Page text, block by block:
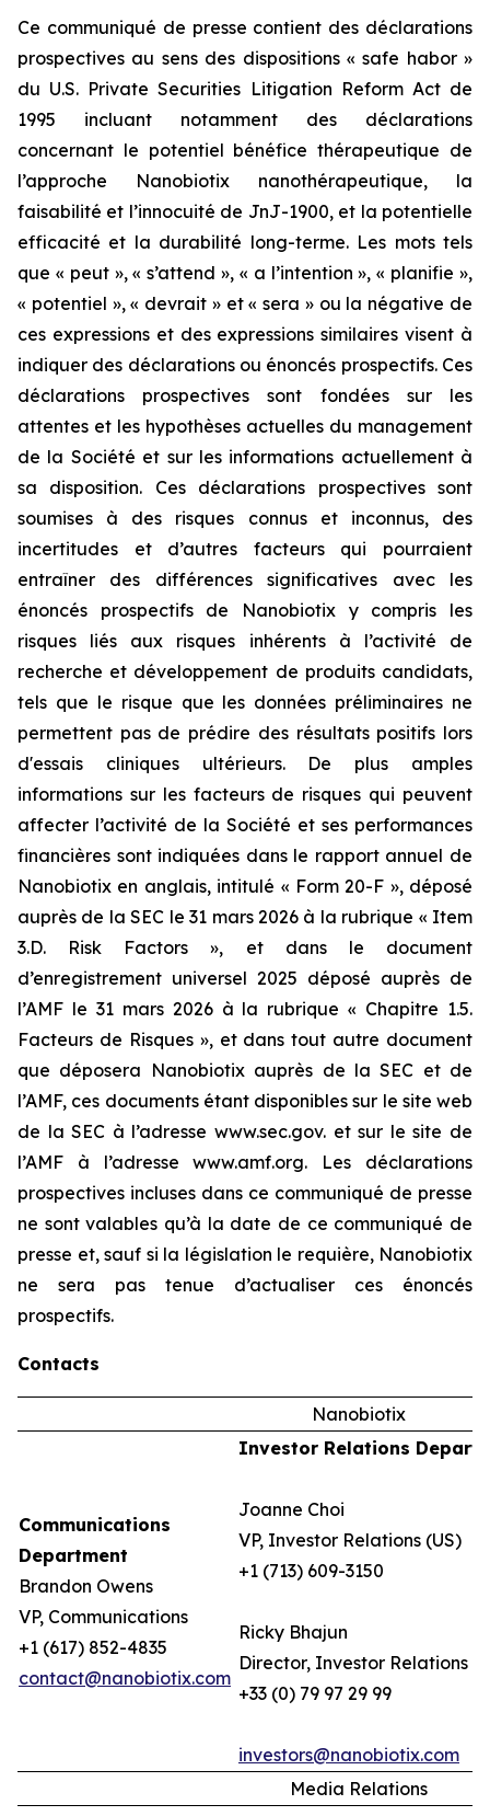
Ce communiqué de presse contient des déclarations
prospectives au sens des dispositions « safe habor »
du U.S. Private Securities Litigation Reform Act de
1995 incluant notamment des déclarations
concernant le potentiel bénéfice thérapeutique de
l’approche Nanobiotix nanothérapeutique, la
faisabilité et l’innocuité de JnJ-1900, et la potentielle
efficacité et la durabilité long-terme. Les mots tels
que « peut », « s’attend », « a l’intention », « planifie »,
« potentiel », « devrait » et « sera » ou la négative de
ces expressions et des expressions similaires visent à
indiquer des déclarations ou énoncés prospectifs. Ces
déclarations prospectives sont fondées sur les
attentes et les hypothèses actuelles du management
de la Société et sur les informations actuellement à
sa disposition. Ces déclarations prospectives sont
soumises à des risques connus et inconnus, des
incertitudes et d’autres facteurs qui pourraient
entraîner des différences significatives avec les
énoncés prospectifs de Nanobiotix y compris les
risques liés aux risques inhérents à l’activité de
recherche et développement de produits candidats,
tels que le risque que les données préliminaires ne
permettent pas de prédire des résultats positifs lors
d'essais cliniques ultérieurs. De plus amples
informations sur les facteurs de risques qui peuvent
affecter l’activité de la Société et ses performances
financières sont indiquées dans le rapport annuel de
Nanobiotix en anglais, intitulé « Form 20-F », déposé
auprès de la SEC le 31 mars 2026 à la rubrique « Item
3.D. Risk Factors », et dans le document
d’enregistrement universel 2025 déposé auprès de
l’AMF le 31 mars 2026 à la rubrique « Chapitre 1.5.
Facteurs de Risques », et dans tout autre document
que déposera Nanobiotix auprès de la SEC et de
l’AMF, ces documents étant disponibles sur le site web
de la SEC à l’adresse www.sec.gov. et sur le site de
l’AMF à l’adresse www.amf.org. Les déclarations
prospectives incluses dans ce communiqué de presse
ne sont valables qu’à la date de ce communiqué de
presse et, sauf si la législation le requière, Nanobiotix
ne sera pas tenue d’actualiser ces énoncés
prospectifs.
Contacts
Nanobiotix
Communications
Department
Brandon Owens
VP, Communications
+1 (617) 852-4835
contact@nanobiotix.com
Investor Relations
Joanne Choi
VP, Investor Relations (US)
+1 (713) 609-3150
Ricky Bhajun
Director, Investor Relations
+33 (0) 79 97 29 99
investors@nanobiotix.com
Media Relations